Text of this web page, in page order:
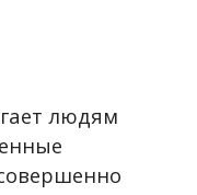
людям